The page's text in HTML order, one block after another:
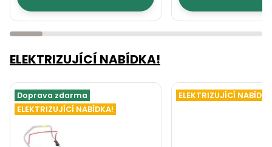
ELEKTRIZUJÍCÍ NABÍDKA!
Doprava zdarma
ELEKTRIZUJÍCÍ NABÍDKA!
ELEKTRIZUJÍCÍ